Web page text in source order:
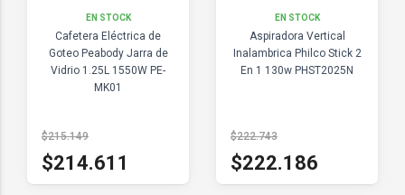
EN STOCK
Cafetera Eléctrica de
Goteo Peabody Jarra de
Vidrio 1.25L 1550W PE-
MK01
$215.149
$214.611
EN STOCK
Aspiradora Vertical
Inalambrica Philco Stick 2
En 1 130w PHST2025N
$222.743
$222.186